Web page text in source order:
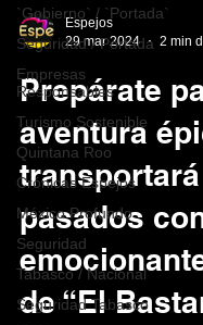
`Gobierno` / `Portada`
Seguridad / Portada
Empresas
Responsables
Turismo Sostenible
Quintana Roo
Crónicas Espejos
México Profundo
Seguridad
Tabasco / Nacional
Seguridad Tabasco
Espejos
29 mar 2024
2 min
Prepárate
aventura
pasados
de “El